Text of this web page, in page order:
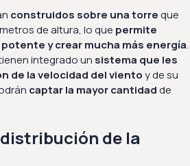
construidos sobre una torreque
de altura, lo que permite
y crear mucha más energía.
integrado un sistema que les
de la velocidad del vientoy de su
captar la mayor cantidadde
de la